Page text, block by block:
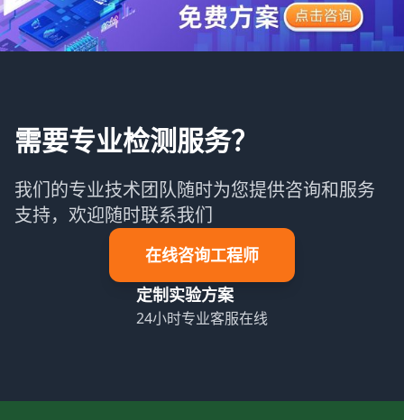
需要专业检测服务？
我们的专业技术团队随时为您提供咨询和服务
支持，欢迎随时联系我们
在线咨询工程师
定制实验方案
24小时专业客服在线